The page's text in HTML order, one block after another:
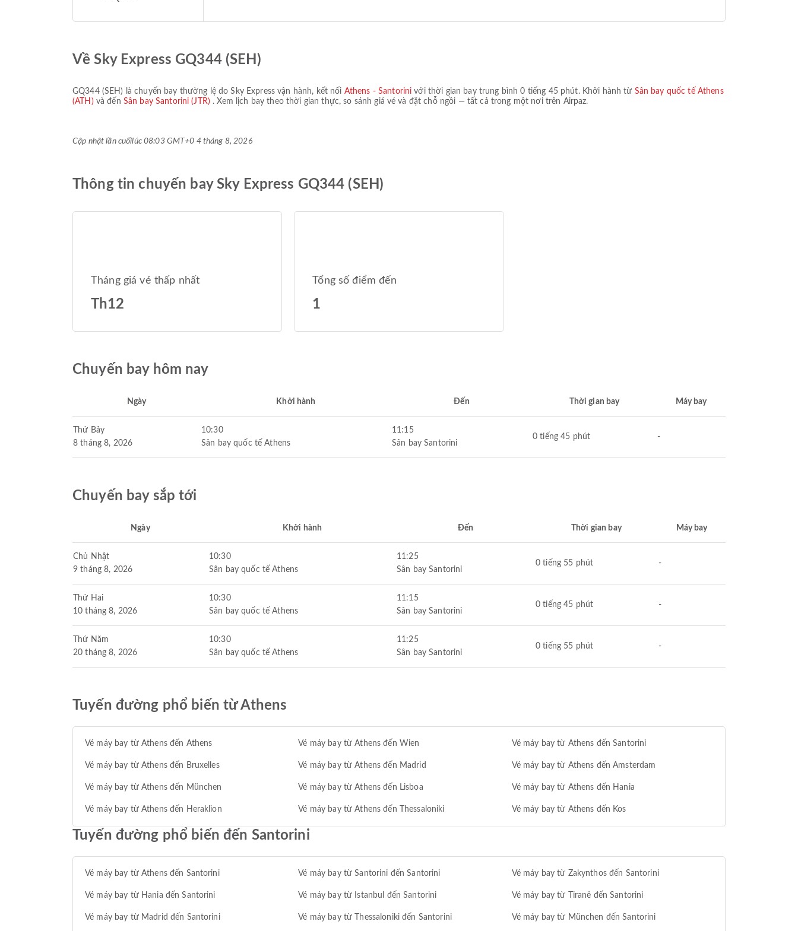
Về Sky Express GQ344 (SEH)
GQ344(SEH ) là chuyến bay thường lệ doSky Express vận hành, kết nối Athens - Santorini với thời gian bay trung bình0 tiếng 45 phút. Khởi hành từ Sân bay quốc tế Athens
(ATH) và đến Sân bay Santorini (JTR) . Xem lịch bay theo thời gian thực, so sánh giá vé và đặt chỗ ngồi — tất cả trong một nơi trên Airpaz.
Cập nhật lần cuốilúc 08:03 GMT+0 4 tháng 8, 2026
Thông tin chuyến bay Sky Express GQ344 (SEH)
Tháng giá vé thấp nhất
Th12
Tổng số điểm đến
1
Chuyến bay hôm nay
Ngày Khởi hành Đến Thời gian bay Máy bay
Thứ Bảy
8 tháng 8, 2026
10:30
Sân bay quốc tế Athens
11:15
Sân bay Santorini
0 tiếng 45 phút -
Chuyến bay sắp tới
Ngày Khởi hành Đến Thời gian bay Máy bay
Chủ Nhật
9 tháng 8, 2026
10:30
Sân bay quốc tế Athens
11:25
Sân bay Santorini
0 tiếng 55 phút -
Thứ Hai
10 tháng 8, 2026
10:30
Sân bay quốc tế Athens
11:15
Sân bay Santorini
0 tiếng 45 phút -
Thứ Năm
20 tháng 8, 2026
10:30
Sân bay quốc tế Athens
11:25
Sân bay Santorini
0 tiếng 55 phút -
Tuyến đường phổ biến từ Athens
Vé máy bay từ Athens đến Athens Vé máy bay từ Athens đến Wien Vé máy bay từ Athens đến Santorini
Vé máy bay từ Athens đến Bruxelles Vé máy bay từ Athens đến Madrid Vé máy bay từ Athens đến Amsterdam
Vé máy bay từ Athens đến München Vé máy bay từ Athens đến Lisboa Vé máy bay từ Athens đến Hania
Vé máy bay từ Athens đến Heraklion Vé máy bay từ Athens đến Thessaloniki Vé máy bay từ Athens đến Kos
Tuyến đường phổ biến đến Santorini
Vé máy bay từ Athens đến Santorini Vé máy bay từ Santorini đến Santorini Vé máy bay từ Zakynthos đến Santorini
Vé máy bay từ Hania đến Santorini Vé máy bay từ Istanbul đến Santorini Vé máy bay từ Tiranë đến Santorini
Vé máy bay từ Madrid đến Santorini Vé máy bay từ Thessaloniki đến Santorini Vé máy bay từ München đến Santorini